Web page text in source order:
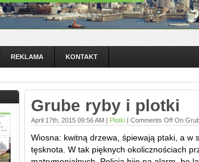
REKLAMA KONTAKT
Grube ryby i plotki
April 17th, 2015 09:56 AM | Plotki | Comments Off On
Wiosna: kwitną drzewa, śpiewają ptaki, a w
tęsknota. W tak pięknych okolicznościach